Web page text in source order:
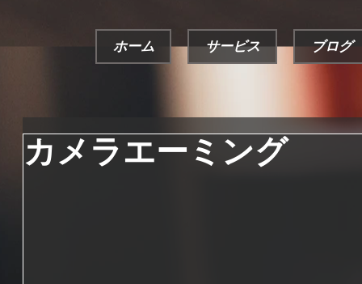
ホーム サービス ブログ
カメラエーミング